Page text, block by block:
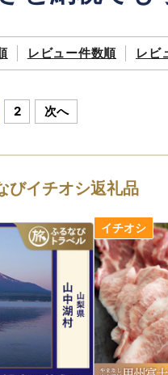
レビュー件数順 レビ
2 次へ
びイチオシ返礼品